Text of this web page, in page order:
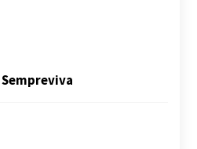
Sempreviva